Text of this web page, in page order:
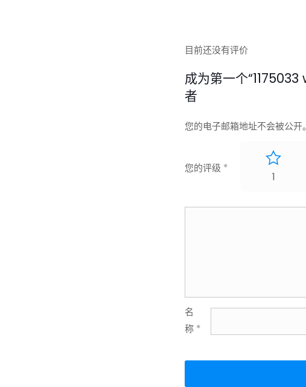
目前还没有评价
成为第一个
者
您的电子邮箱地址不会被公开。
您的评级 *
1
名
称 *